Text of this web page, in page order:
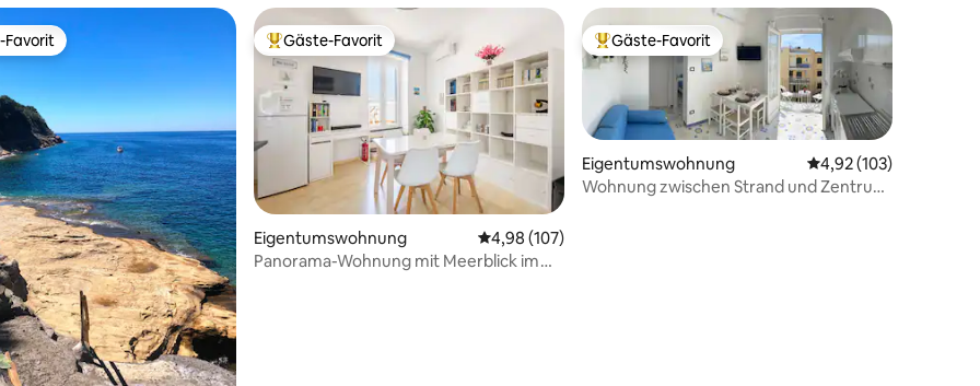
4,95 von 5, 193 Bewertungen
Favorit.
Favorit Beliebter Gäste-Favorit.
Gäste-Favorit
Eigentumswohnung Durchschnittliche Bewertung: 4,98 von 5, 107 Bewertungen
4,98 (107)
Panorama-Wohnung mit Meerblick im
Beliebter Gäste-Favorit.
Gäste-Favorit
Eigentumswohnung Durchschnittliche
4,92 (103)
Wohnung zwischen Strand und Zentrum